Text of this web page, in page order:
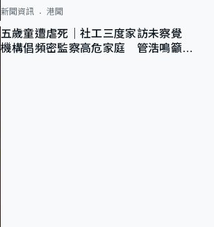
新聞資訊 港聞
五歲童遭虐死｜社工三度家訪未察覺
機構倡頻密監察高危家庭 管浩鳴籲加